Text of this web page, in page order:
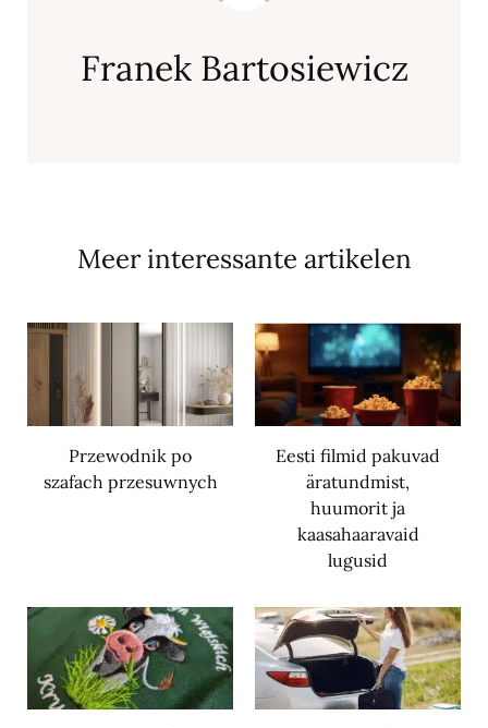
Franek Bartosiewicz
Meer interessante artikelen
Przewodnik po
szafach przesuwnych
Eesti filmid pakuvad
äratundmist,
huumorit ja
kaasahaaravaid
lugusid